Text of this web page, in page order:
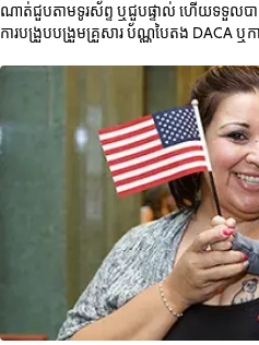
ណាត់ជួបតាមទូរស័ព្ទ ឬជួបផ្ទាល់ ហើយទទួលប
ការបង្រួបបង្រួមគ្រួសារ ប័ណ្ណបៃតង DACA ឬក